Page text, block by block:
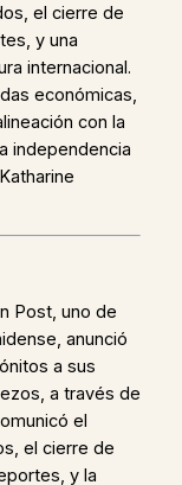
el cierre de
y una
internacional.
económicas,
con la
independencia
Post, uno de
anunció
a sus
a través de
el
el cierre de
y la